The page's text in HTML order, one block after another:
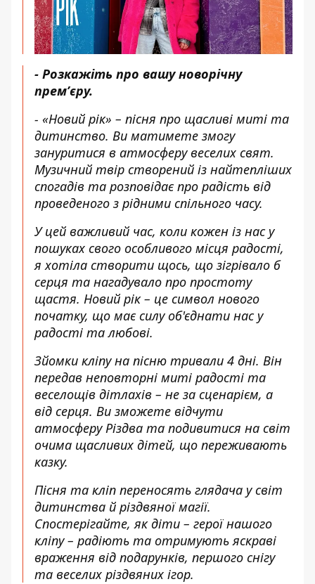
- Розкажіть про вашу новорічну
премʼєру.
- «Новий рік» – пісня про щасливі миті та
дитинство. Ви матимете змогу
зануритися в атмосферу веселих свят.
Музичний твір створений із найтепліших
спогадів та розповідає про радість від
проведеного з рідними спільного часу.
У цей важливий час, коли кожен із нас у
пошуках свого особливого місця радості,
я хотіла створити щось, що зігрівало б
серця та нагадувало про простоту
щастя. Новий рік – це символ нового
початку, що має силу об'єднати нас у
радості та любові.
Зйомки кліпу на пісню тривали 4 дні. Він
передав неповторні миті радості та
веселощів дітлахів – не за сценарієм, а
від серця. Ви зможете відчути
атмосферу Різдва та подивитися на світ
очима щасливих дітей, що переживають
казку.
Пісня та кліп переносять глядача у світ
дитинства й різдвяної магії.
Спостерігайте, як діти – герої нашого
кліпу – радіють та отримують яскраві
враження від подарунків, першого снігу
та веселих різдвяних ігор.